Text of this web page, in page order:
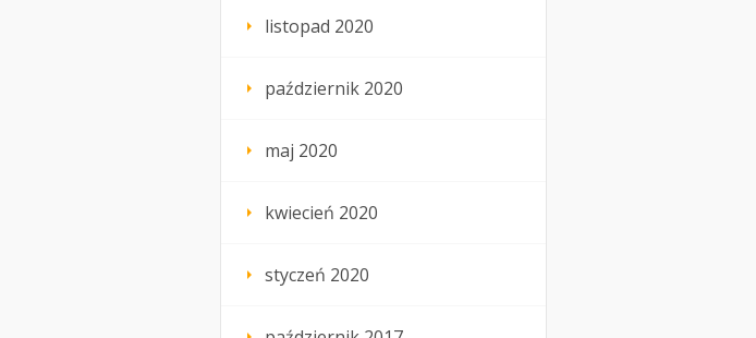
listopad 2020
październik 2020
maj 2020
kwiecień 2020
styczeń 2020